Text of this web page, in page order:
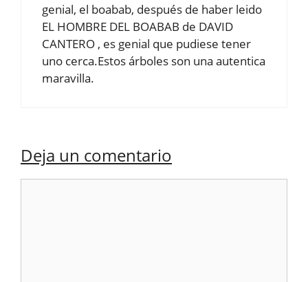
genial, el boabab, después de haber leido
EL HOMBRE DEL BOABAB de DAVID
CANTERO , es genial que pudiese tener
uno cerca.Estos árboles son una autentica
maravilla.
Deja un comentario